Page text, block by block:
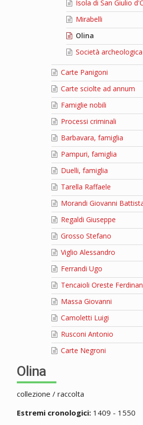
Isola di San Giulio
Mirabelli
Olina
Società
Carte Panigoni
Carte sciolte ad annum
Famiglie nobili
Processi criminali
Barbavara, famiglia
Pampuri, famiglia
Duelli, famiglia
Tarella Raffaele
Morandi Giovanni
Regaldi Giuseppe
Grosso Stefano
Viglio Alessandro
Ferrandi Ugo
Tencaioli Oreste
Massa Giovanni
Camoletti Luigi
Rusconi Antonio
Carte Negroni
Olina
collezione / raccolta
Estremi cronologici:1409 - 1550